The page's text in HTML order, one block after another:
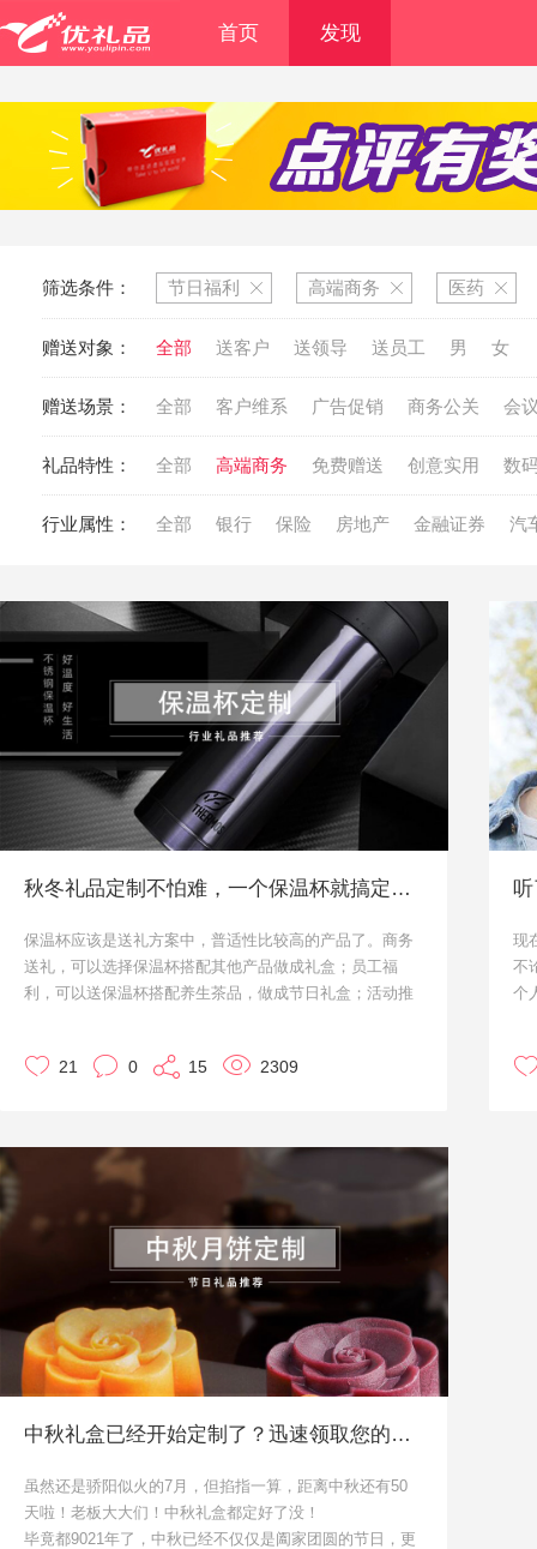
首页 发现
筛选条件： 节日福利 高端商务 医药
赠送对象： 全部 送客户 送领导 送员工 男 女
赠送场景： 全部 客户维系 广告促销 商务公关 会
礼品特性： 全部 高端商务 免费赠送 创意实用 数
行业属性： 全部 银行 保险 房地产 金融证券 汽
秋冬礼品定制不怕难，一个保温杯就搞定！保温杯定制
保温杯应该是送礼方案中，普适性比较高的产品了。商务
送礼，可以选择保温杯搭配其他产品做成礼盒；员工福
利，可以送保温杯搭配养生茶品，做成节日礼盒；活动推
这么普适的原因嘛，大概就是保温杯真的太实用了。小优
21 0 15 2309
现
不
个
来
中秋礼盒已经开始定制了？迅速领取您的专属方案！
虽然还是骄阳似火的7月，但掐指一算，距离中秋还有50
天啦！老板大大们！中秋礼盒都定好了没！
毕竟都9021年了，中秋已经不仅仅是阖家团圆的节日，更